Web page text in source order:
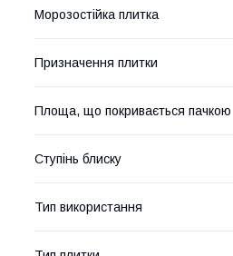
Морозостійка плитка
Призначення плитки
Площа, що покривається пачкою
Ступінь блиску
Тип використання